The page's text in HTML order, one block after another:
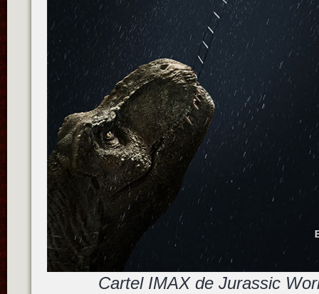
Cartel IMAX de Jurassic